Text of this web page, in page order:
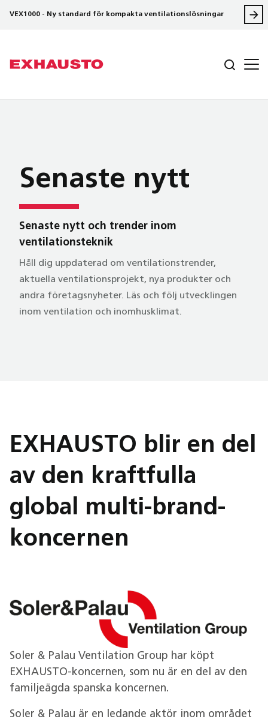
VEX1000 - Ny standard för kompakta ventilationslösningar
Senaste nytt
Senaste nytt och trender inom
ventilationsteknik
Håll dig uppdaterad om ventilationstrender,
aktuella ventilationsprojekt, nya produkter och
andra företagsnyheter. Läs och följ utvecklingen
inom ventilation och inomhusklimat.
EXHAUSTO blir en del
av den kraftfulla
global multi-brand-
koncernen
Soler & Palau Ventilation Group har köpt
EXHAUSTO-koncernen, som nu är en del av den
familjeägda spanska koncernen.
Soler & Palau är en ledande aktör inom området